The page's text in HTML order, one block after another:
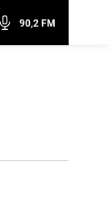
90,2 FM